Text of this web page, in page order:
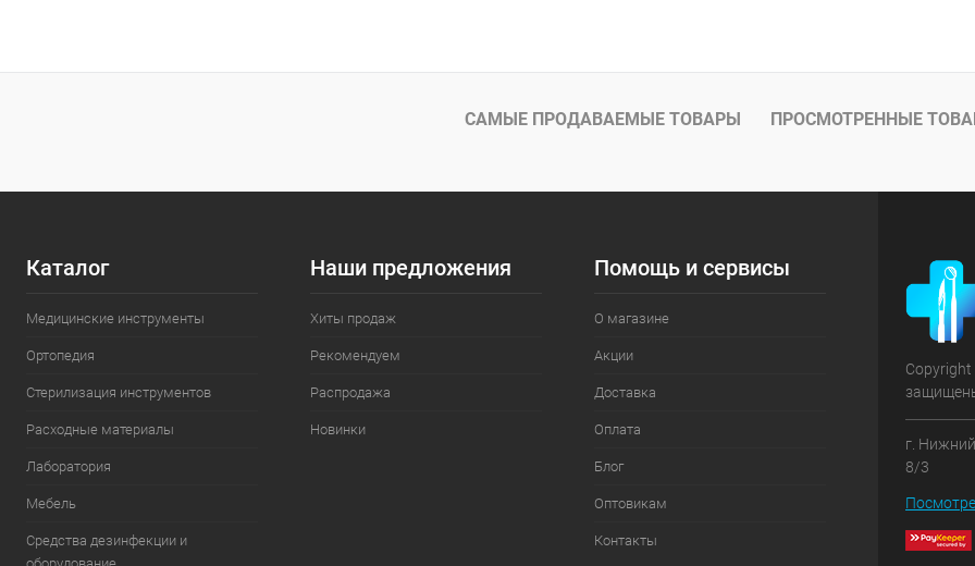
Купить в 1 клик Сравнение Купить в 1 клик Сравнение
В избранное Под заказ
САМЫЕ ПРОДАВАЕМЫЕ ТОВАРЫ ПРОСМОТРЕННЫЕ
Каталог
Медицинские инструменты
Ортопедия
Стерилизация инструментов
Расходные материалы
Лаборатория
Мебель
Средства дезинфекции и
Наши предложения
Хиты продаж
Рекомендуем
Распродажа
Новинки
Помощь и сервисы
О магазине
Акции
Доставка
Оплата
Блог
Оптовикам
Контакты
г.
8/3